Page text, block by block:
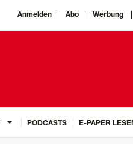
Anmelden Abo Werbung
PODCASTS E-PAPER